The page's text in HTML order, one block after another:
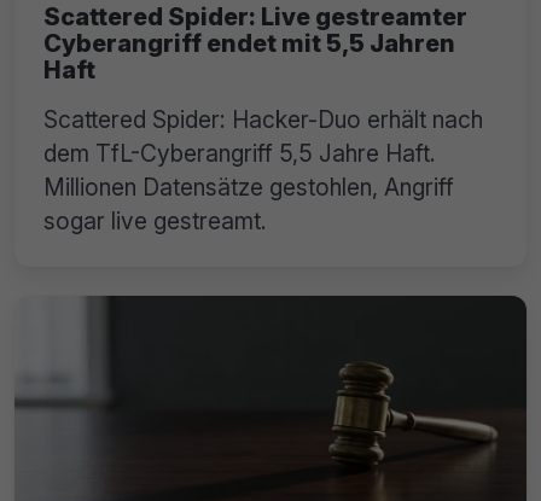
Scattered Spider: Live gestreamter
Cyberangriff endet mit 5,5 Jahren
Haft
Scattered Spider: Hacker-Duo erhält nach
dem TfL-Cyberangriff 5,5 Jahre Haft.
Millionen Datensätze gestohlen, Angriff
sogar live gestreamt.